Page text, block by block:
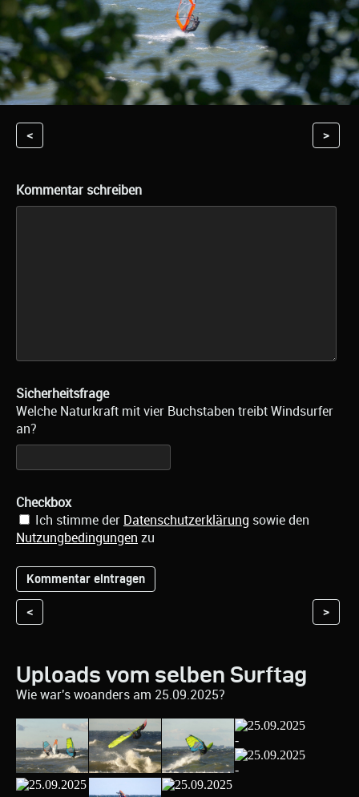
< >
Kommentar schreiben
Sicherheitsfrage
Welche Naturkraft mit vier Buchstaben treibt Windsurfer
an?
Checkbox
Ich stimme der Datenschutzerklärung sowie den
Nutzungbedingungen zu
< >
Uploads vom selben Surftag
Wie war's woanders am 25.09.2025?